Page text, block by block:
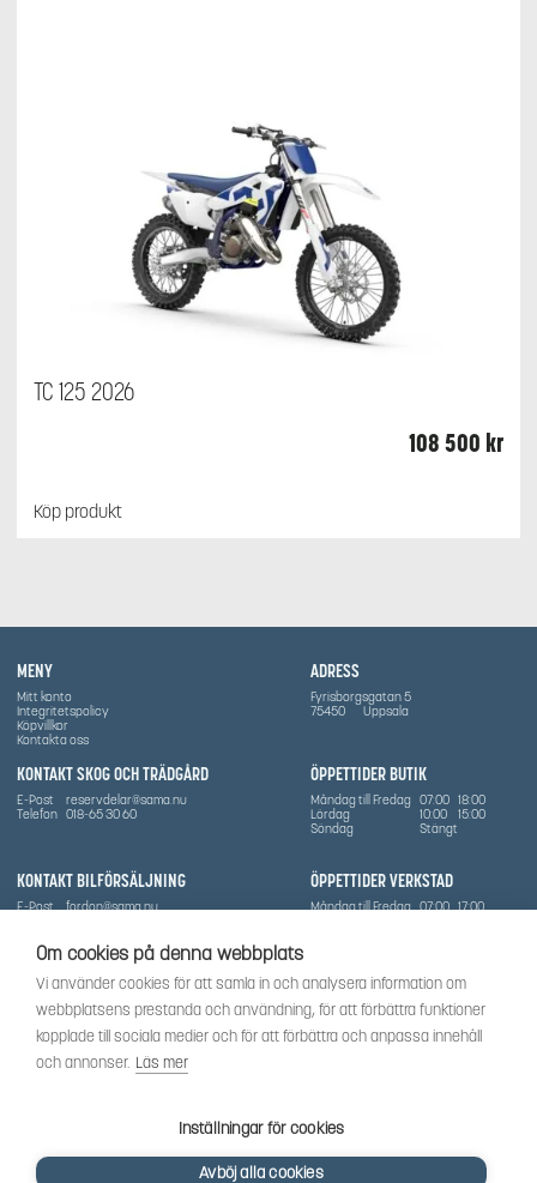
Om cookies på denna webbplats
Vi använder cookies för att samla in och analysera information om
webbplatsens prestanda och användning, för att förbättra funktioner
kopplade till sociala medier och för att förbättra och anpassa innehåll
och annonser. Läs mer
Inställningar för cookies
Avböj alla cookies
TC 125 2026
108 500 kr
Köp produkt
MENY
Mitt konto
Integritetspolicy
Köpvillkor
Kontakta oss
ÖPPETTIDER BUTIK
Måndag till Fredag 07:00 18:00
Lördag
10:00
15:00
Söndag
Stängt
ÖPPETTIDER VERKSTAD
Måndag till Fredag 07:00 17:00
ADRESS
Fyrisborgsgatan 5
75450
Uppsala
KONTAKT SKOG OCH TRÄDGÅRD
E-Post
reservdelar@sama.nu
Telefon 018-65 30 60
KONTAKT BILFÖRSÄLJNING
E-Post
fordon@sama.nu
Vi har sedan 1970-talet levererat skog-och trädgårdsprodukter till Uppsala med omnejd. Vi
har idag även ett brett utbud av dessa produkter samt BRP:s produktsortiment, gällande
Can-Am, Sea-Doo.
Vi är certifierad serviceverkstad.
SOCIALT